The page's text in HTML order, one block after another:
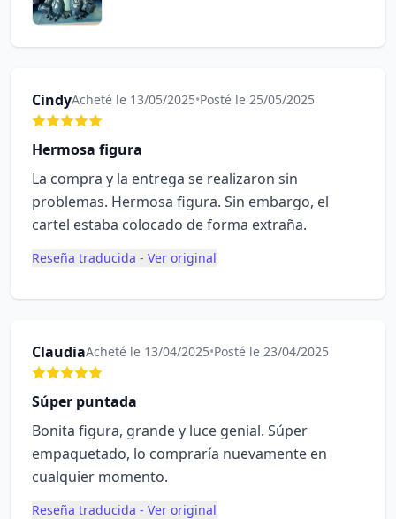
CindyAcheté le 13/05/2025•Posté le 25/05/2025
Hermosa figura
La compra y la entrega se realizaron sin
problemas. Hermosa figura. Sin embargo, el
cartel estaba colocado de forma extraña.
Reseña traducida - Ver original
ClaudiaAcheté le 13/04/2025•Posté le 23/04/2025
Súper puntada
Bonita figura, grande y luce genial. Súper
empaquetado, lo compraría nuevamente en
cualquier momento.
Reseña traducida - Ver original